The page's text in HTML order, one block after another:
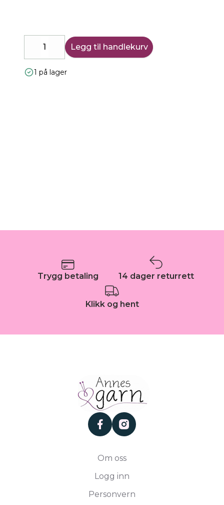
DecreaseIncrease
Legg til handlekurv
1 på lager
Trygg betaling 14 dager returrett
Klikk og hent
facebookinstagram
Om oss
Logg inn
Personvern